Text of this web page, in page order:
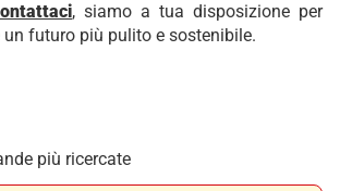
, siamo a tua disposizione per
futuro più pulito e sostenibile.
più ricercate